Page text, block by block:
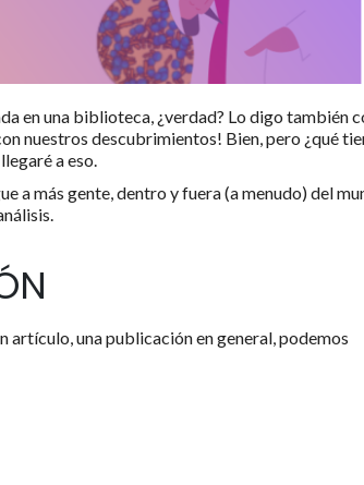
en una biblioteca, ¿verdad? Lo digo también
nuestros descubrimientos! Bien, pero ¿qué
a eso.
a más gente, dentro y fuera (a menudo) del
artículo, una publicación en general, podemos